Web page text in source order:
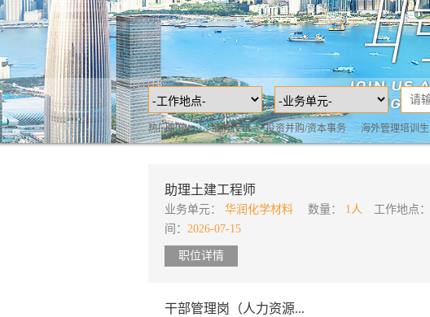
热门职位： 品牌传讯 投资并购/资本事务 海外管理培训生
助理土建工程师
业务单元： 华润化学材料 数量： 1人 工作地点：
间： 2026-07-15
职位详情
干部管理岗（人力资源...